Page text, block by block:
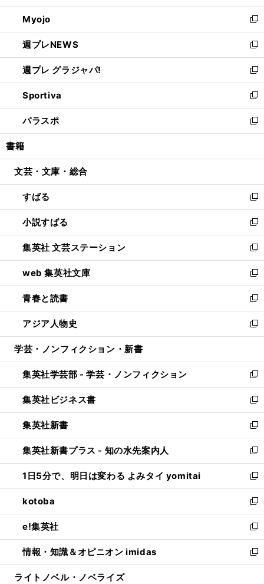
開
く
ウ
で
開
く
ン
ド
ウ
で
開
く
ウ
ィ
ン
ド
ウ
で
開
く
Myojo
新
し
い
ウ
ィ
ン
ド
ウ
で
開
週プレNEWS
新
し
い
ウ
ィ
ン
ド
ウ
開
週プレ グラジャパ!
新
し
い
ウ
ィ
ン
ウ
開
く
Sportiva
新
し
い
ウ
ン
ウ
で
開
く
パラスポ
新
し
ウ
ン
ド
ウ
で
開
く
書籍
文芸・文庫・総合
すばる
新
し
い
ウ
ィ
ン
ド
ウ
で
開
く
小説すばる
新
し
い
ウ
ィ
ン
ド
ウ
で
開
集英社 文芸ステーション
新
し
い
ウ
ィ
ン
ド
ウ
開
く
web 集英社文庫
新
し
い
ウ
ィ
ン
ウ
で
開
く
青春と読書
新
し
い
ウ
ン
ド
ウ
で
開
く
アジア人物史
新
し
ウ
ィ
ン
ド
ウ
で
開
く
学芸・ノンフィクション・新書
集英社学芸部 - 学芸・ノンフィクション
新
し
い
ウ
ィ
ン
ド
ウ
で
開
く
集英社ビジネス書
新
し
い
ウ
ィ
ン
ド
ウ
で
開
く
集英社新書
新
し
い
ウ
ィ
ン
ド
ウ
で
開
く
集英社新書プラス - 知の水先案内人
新
し
い
ウ
ィ
ン
ド
ウ
で
開
1日5分で、明日は変わる よみタイ yomitai
新
し
い
ウ
ィ
ン
ド
ウ
kotoba
新
し
い
ウ
ィ
ン
e!集英社
新
し
い
ウ
情報・知識＆オピニオン imidas
新
し
ライトノベル・ノベライズ